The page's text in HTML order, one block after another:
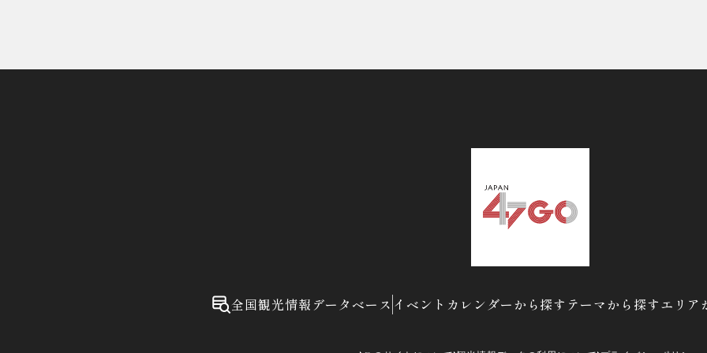
全国観光情報データベース イベントカレンダーから探す テーマから探すエリア